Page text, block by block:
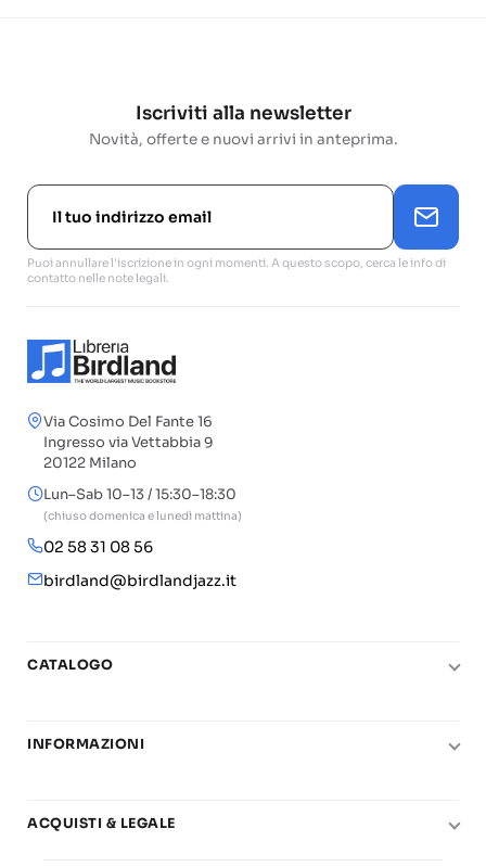
Iscriviti alla newsletter
Novità, offerte e nuovi arrivi in anteprima.
Puoi annullare l'iscrizione in ogni momenti. A questo scopo, cerca le info di
contatto nelle note legali.
Via Cosimo Del Fante 16
Ingresso via Vettabbia 9
20122 Milano
Lun–Sab 10–13 / 15:30–18:30
(chiuso domenica e lunedì mattina)
02 58 31 08 56
birdland@birdlandjazz.it
CATALOGO
Chitarra
Basso e contrabbasso
INFORMAZIONI
Carta del Docente
ACQUISTI & LEGALE